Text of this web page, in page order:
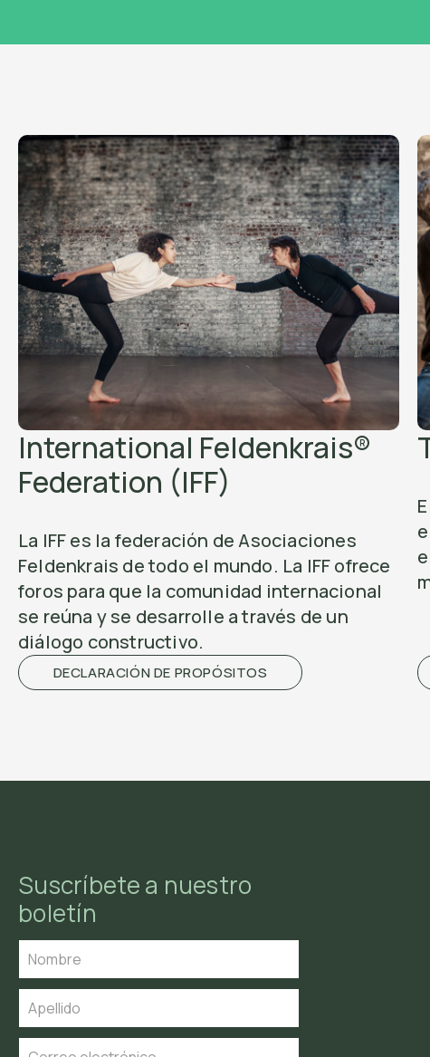
International Feldenkrais®
Federation (IFF)
La IFF es la federación de Asociaciones
Feldenkrais de todo el mundo. La IFF ofrece
foros para que la comunidad internacional
se reúna y se desarrolle a través de un
diálogo constructivo.
DECLARACIÓN DE PROPÓSITOS
Suscríbete a nuestro
boletín